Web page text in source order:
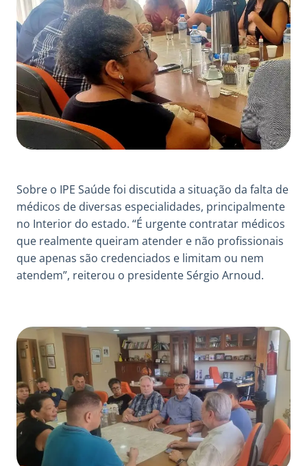
Sobre o IPE Saúde foi discutida a situação da falta de
médicos de diversas especialidades, principalmente
no Interior do estado. “É urgente contratar médicos
que realmente queiram atender e não profissionais
que apenas são credenciados e limitam ou nem
atendem”, reiterou o presidente Sérgio Arnoud.